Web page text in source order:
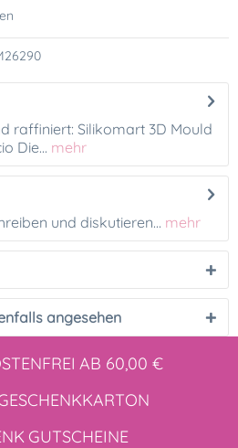
raffiniert: Silikomart 3D Mould
Die... mehr
und diskutieren... mehr
angesehen
AB 60,00 €
GUTSCHEINE